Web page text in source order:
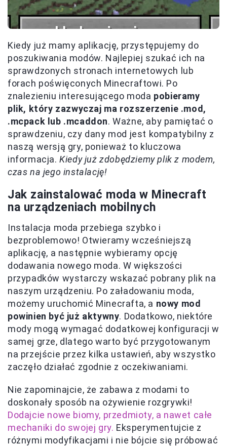
Kiedy już mamy aplikację, przystępujemy do
poszukiwania modów. Najlepiej szukać ich na
sprawdzonych stronach internetowych lub
forach poświęconych Minecraftowi. Po
znalezieniu interesującego moda pobieramy
plik, który zazwyczaj ma rozszerzenie .mod,
.mcpack lub .mcaddon. Ważne, aby pamiętać o
sprawdzeniu, czy dany mod jest kompatybilny z
naszą wersją gry, ponieważ to kluczowa
informacja.Kiedy już zdobędziemy plik z modem,
czas na jego instalację!
Jak zainstalować moda w Minecraft
na urządzeniach mobilnych
Instalacja moda przebiega szybko i
bezproblemowo! Otwieramy wcześniejszą
aplikację, a następnie wybieramy opcję
dodawania nowego moda. W większości
przypadków wystarczy wskazać pobrany plik na
naszym urządzeniu. Po załadowaniu moda,
możemy uruchomić Minecrafta, a nowy mod
powinien być już aktywny. Dodatkowo, niektóre
mody mogą wymagać dodatkowej konfiguracji w
samej grze, dlatego warto być przygotowanym
na przejście przez kilka ustawień, aby wszystko
zaczęło działać zgodnie z oczekiwaniami.
Nie zapominajcie, że zabawa z modami to
doskonały sposób na ożywienie rozgrywki!
Dodajcie nowe biomy, przedmioty, a nawet całe
mechaniki do swojej gry. Eksperymentujcie z
różnymi modyfikacjami i nie bójcie się próbować